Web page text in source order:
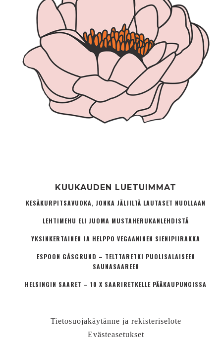
KUUKAUDEN LUETUIMMAT
KESÄKURPITSAVUOKA, JONKA JÄLJILTÄ LAUTASET NUOLLAAN
LEHTIMEHU ELI JUOMA MUSTAHERUKANLEHDISTÄ
YKSINKERTAINEN JA HELPPO VEGAANINEN SIENIPIIRAKKA
ESPOON GÅSGRUND – TELTTARETKI PUOLISALAISEEN
SAUNASAAREEN
HELSINGIN SAARET – 10 X SAARIRETKELLE PÄÄKAUPUNGISSA
Tietosuojakäytänne ja rekisteriselote
Evästeasetukset